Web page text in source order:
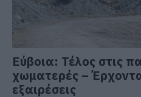
Εύβοια: Τέλος στις
χωματερές –
εξαιρέσεις